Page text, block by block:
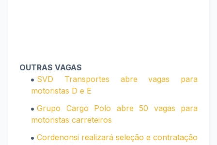
OUTRAS VAGAS
SVD Transportes abre vagas para
motoristas D e E
Grupo Cargo Polo abre 50 vagas para
motoristas carreteiros
Cordenonsi realizará seleção e contratação